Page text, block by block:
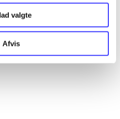
valgte
Afvis
på udgivelser